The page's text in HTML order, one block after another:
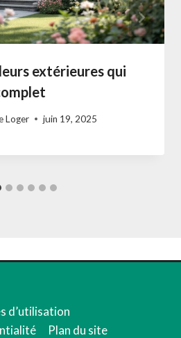
extérieures qui
Loger juin 19, 2025
d’utilisation
Plan du site